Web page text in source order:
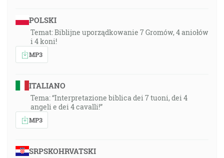
POLSKI
Temat: Biblijne uporządkowanie 7 Gromów, 4 aniołów
i 4 koni!
MP3
ITALIANO
Tema: “Interpretazione biblica dei 7 tuoni, dei 4
angeli e dei 4 cavalli!”
MP3
SRPSKOHRVATSKI